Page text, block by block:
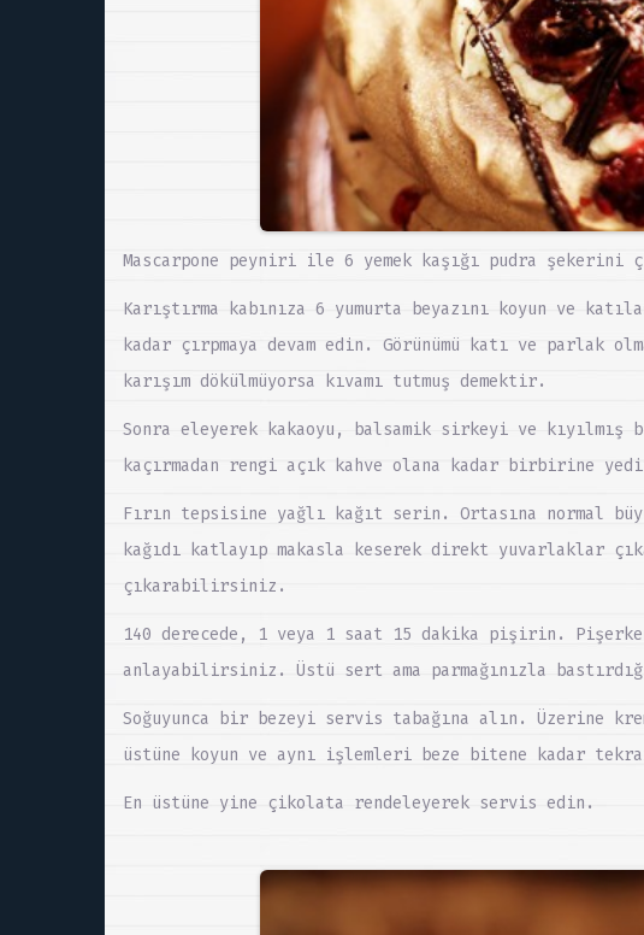
Mascarpone peyniri ile 6 yemek kaşığı pudra şekerini
Karıştırma kabınıza 6 yumurta beyazını koyun ve
kadar çırpmaya devam edin. Görünümü katı ve
karışım dökülmüyorsa kıvamı tutmuş demektir.
Sonra eleyerek kakaoyu, balsamik sirkeyi ve
kaçırmadan rengi açık kahve olana kadar birbirine
Fırın tepsisine yağlı kağıt serin. Ortasına normal
kağıdı katlayıp makasla keserek direkt yuvarlaklar
çıkarabilirsiniz.
140 derecede, 1 veya 1 saat 15 dakika pişirin.
anlayabilirsiniz. Üstü sert ama parmağınızla
Soğuyunca bir bezeyi servis tabağına alın. Üzerine
üstüne koyun ve aynı işlemleri beze bitene kadar
En üstüne yine çikolata rendeleyerek servis edin.